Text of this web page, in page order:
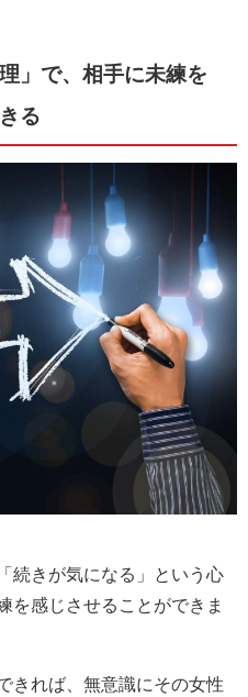
」で、相手に未練を
る
続きが気になる」という心
を感じさせることができま
きれば、無意識にその女性